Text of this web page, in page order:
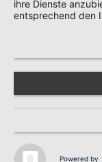
ihre Dienste
entsprechend den
Powered by